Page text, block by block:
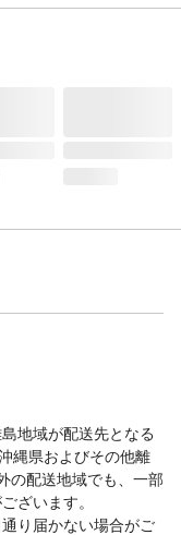
地域が配送先となる
縄県およびその他離
の配送地域でも、一部
ざいます。
り届かない場合がご